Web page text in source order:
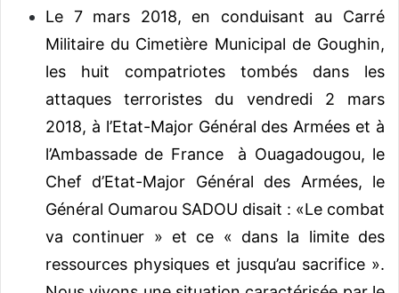
Le 7 mars 2018, en conduisant au Carré
Militaire du Cimetière Municipal de Goughin,
les huit compatriotes tombés dans les
attaques terroristes du vendredi 2 mars
2018, à l’Etat-Major Général des Armées et à
l’Ambassade de France à Ouagadougou, le
Chef d’Etat-Major Général des Armées, le
Général Oumarou SADOU disait : «Le combat
va continuer » et ce « dans la limite des
ressources physiques et jusqu’au sacrifice ».